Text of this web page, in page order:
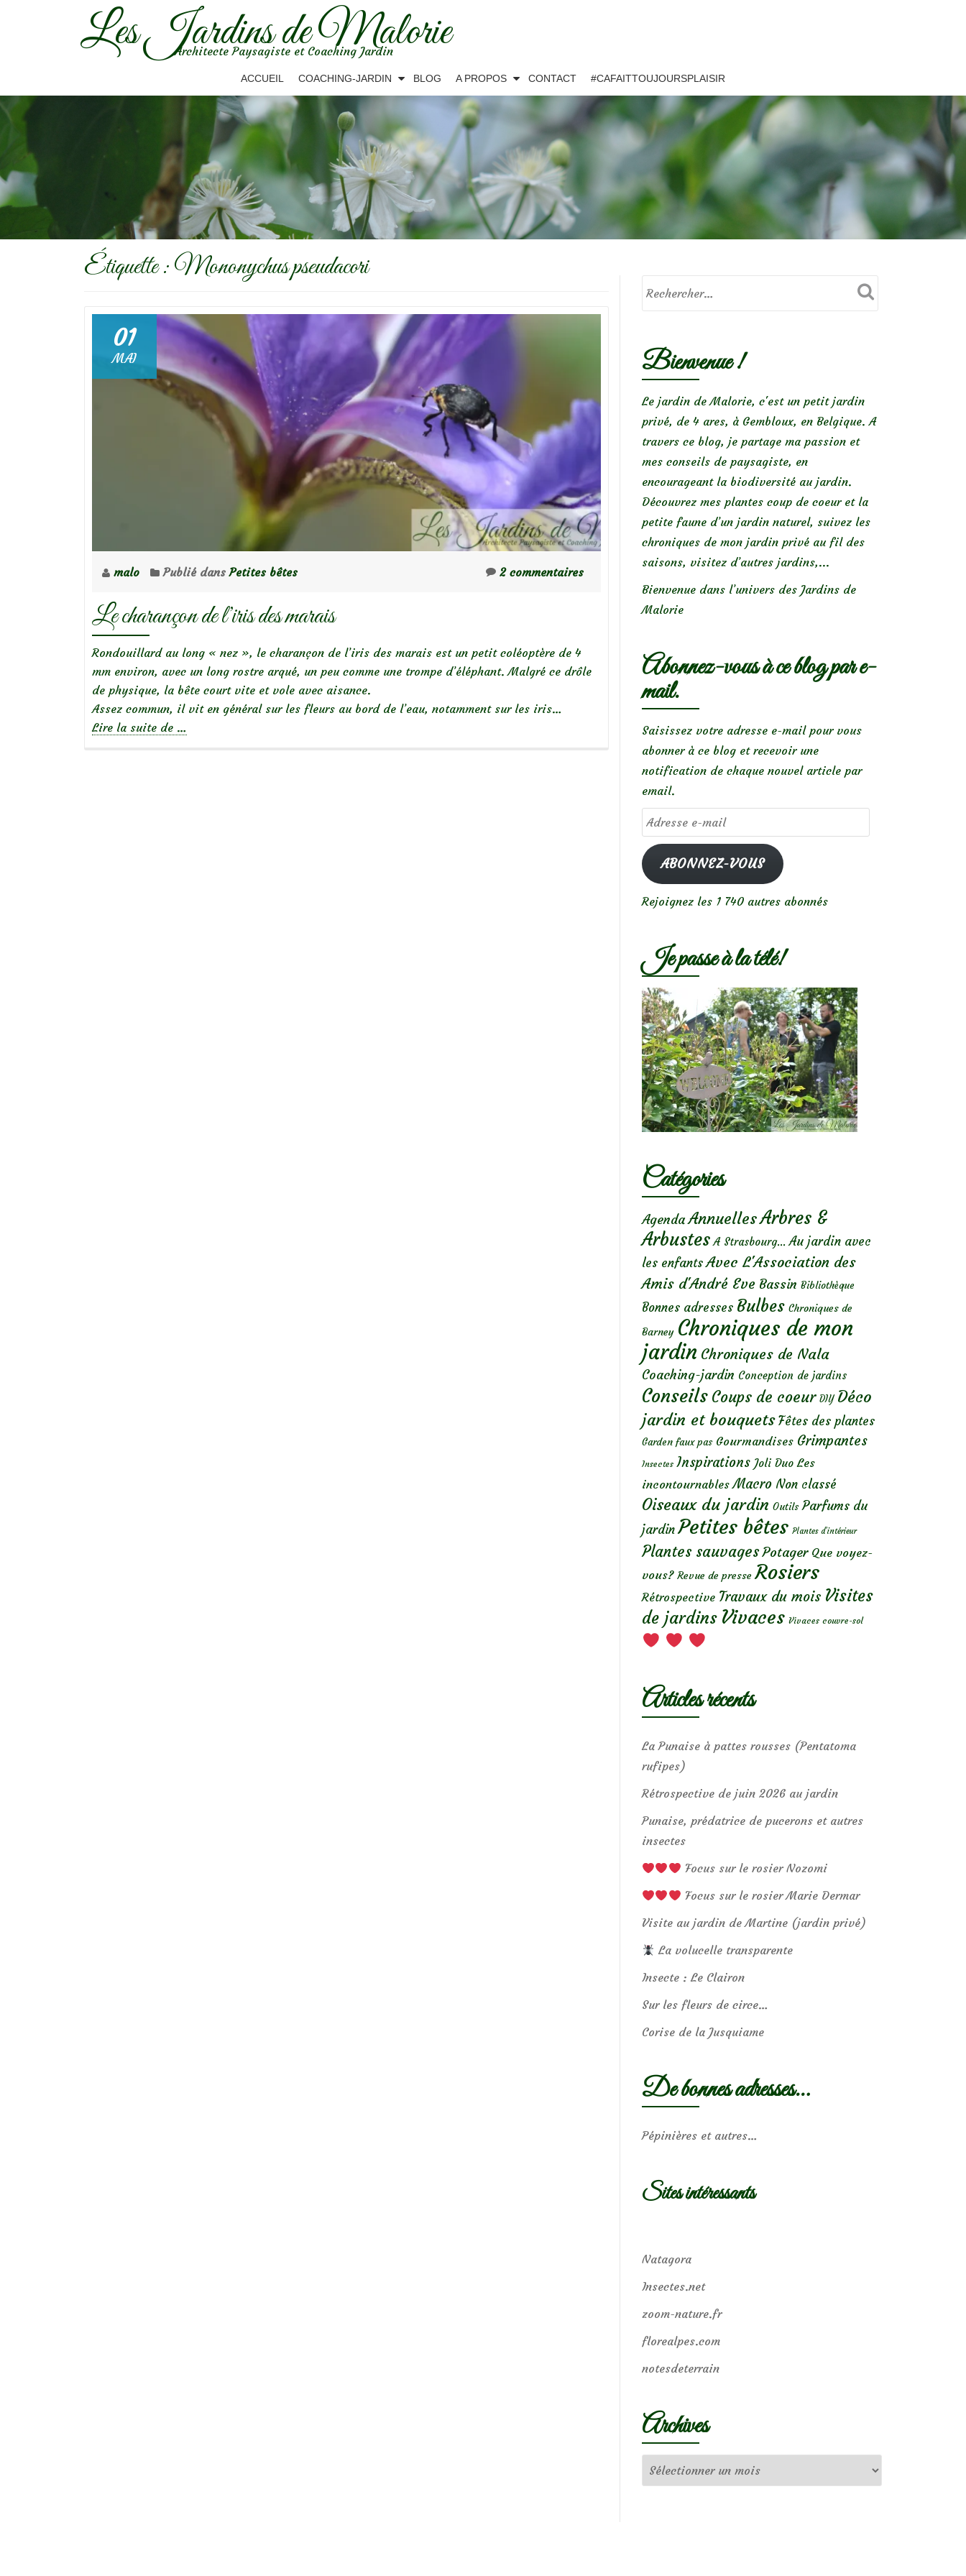
Les Jardins de Malorie
Architecte Paysagiste et Coaching Jardin
ACCUEIL COACHING-JARDIN BLOG A PROPOS CONTACT #CAFAITTOUJOURSPLAISIR
Étiquette :Mononychus pseudacori
01
MAI
malo Publié dansPetites bêtes 2 commentaires
Le charançon de l’iris des marais
Rondouillard au long « nez », le charançon de l’iris des marais est un petit coléoptère de 4
mm environ, avec un long rostre arqué, un peu comme une trompe d’éléphant. Malgré ce drôle
de physique, la bête court vite et vole avec aisance.
Assez commun, il vit en général sur les fleurs au bord de l’eau, notamment sur les iris…
Lire la suite de …
Bienvenue !
Le jardin de Malorie, c'est un petit jardin
privé, de 4 ares, à Gembloux, en Belgique. A
travers ce blog, je partage ma passion et
mes conseils de paysagiste, en
encourageant la biodiversité au jardin.
Découvrez mes plantes coup de coeur et la
petite faune d’un jardin naturel, suivez les
chroniques de mon jardin privé au fil des
saisons, visitez d’autres jardins,...
Bienvenue dans l’univers des Jardins de
Malorie
Abonnez-vous à ce blog par e-
mail.
Saisissez votre adresse e-mail pour vous
abonner à ce blog et recevoir une
notification de chaque nouvel article par
email.
Adresse
e-
mailABONNEZ-VOUS
Rejoignez les 1 740 autres abonnés
Je passe à la télé!
Catégories
Agenda AnnuellesArbres &
Arbustes A Strasbourg... Au jardin avec
les enfants Avec L'Association des
Amis d'André Eve Bassin Bibliothèque
Bonnes adresses Bulbes Chroniques de
Barney Chroniques de mon
jardin Chroniques de Nala
Coaching-jardin Conception de jardins
Conseils Coups de coeur DIY Déco
jardin et bouquets Fêtes des plantes
Garden faux pas Gourmandises Grimpantes
Insectes Inspirations Joli Duo Les
incontournables Macro Non classé
Oiseaux du jardin Outils Parfums du
jardin Petites bêtes Plantes d’intérieur
Plantes sauvages Potager Que voyez-
vous? Revue de presse Rosiers
Rétrospective Travaux du mois Visites
de jardins Vivaces Vivaces couvre-sol
Articles récents
La Punaise à pattes rousses (Pentatoma
rufipes)
Rétrospective de juin 2026 au jardin
Punaise, prédatrice de pucerons et autres
insectes
Focus sur le rosier Nozomi
Focus sur le rosier Marie Dermar
Visite au jardin de Martine (jardin privé)
La volucelle transparente
Insecte : Le Clairon
Sur les fleurs de circe…
Corise de la Jusquiame
De bonnes adresses…
Pépinières et autres…
Sites intéressants
Natagora
Insectes.net
zoom-nature.fr
florealpes.com
notesdeterrain
Archives
Archives